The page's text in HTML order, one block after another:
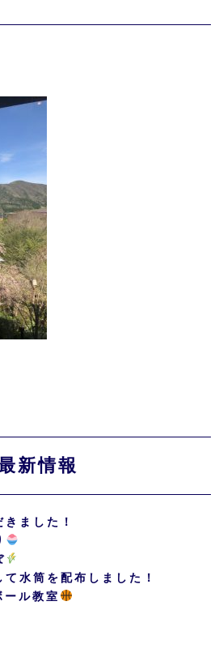
新情報
ました！
水筒を配布しました！
ール教室